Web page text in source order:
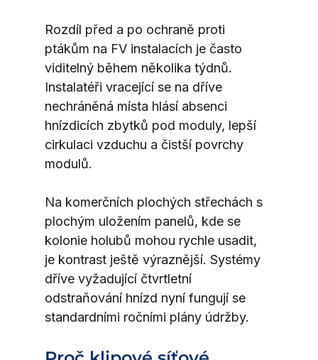
Rozdíl před a po ochraně proti
ptákům na FV instalacích je často
viditelný během několika týdnů.
Instalatéři vracející se na dříve
nechráněná místa hlásí absenci
hnízdicích zbytků pod moduly, lepší
cirkulaci vzduchu a čistší povrchy
modulů.
Na komerčních plochých střechách s
plochým uložením panelů, kde se
kolonie holubů mohou rychle usadit,
je kontrast ještě výraznější. Systémy
dříve vyžadující čtvrtletní
odstraňování hnízd nyní fungují se
standardními ročními plány údržby.